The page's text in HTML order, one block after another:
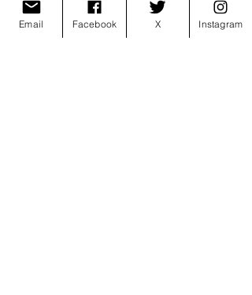
Email Facebook X Instagram